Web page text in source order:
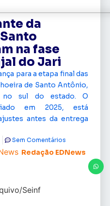
da
na fase
do Jari
para a etapa final das
de Santo Antônio,
sul do estado. O
em 2025, está
antes da entrega
Redação EDNews
Sem Comentários